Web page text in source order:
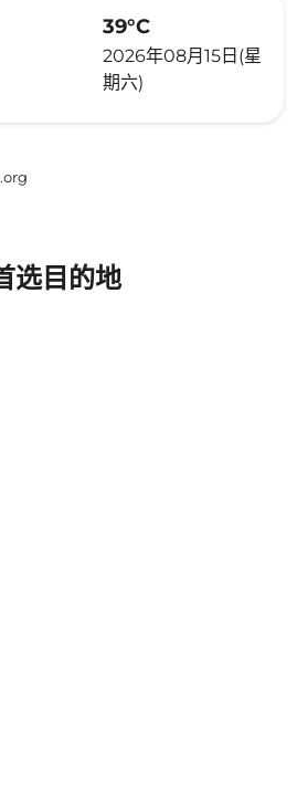
39°C
2026年08月15日(星
期六)
选目的地